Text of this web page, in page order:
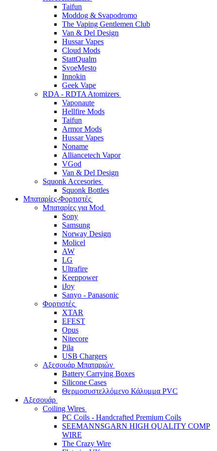
Taifun
Moddog & Svapodromo
The Vaping Gentlemen Club
Van & Del Design
Hussar Vapes
Cloud Mods
StattQualm
SvoeMesto
Innokin
Geek Vape
RDA - RDTA Atomizers
Vaponaute
Hellfire Mods
Taifun
Armor Mods
Hussar Vapes
Noname
Alliancetech Vapor
VGod
Van & Del Design
Squonk Accesories
Squonk Bottles
Μπαταρίες-Φορτιστές
Μπαταρίες για Mod
Sony
Samsung
Norway Design
Molicel
AW
LG
Ultrafire
Keeppower
iJoy
Sanyo - Panasonic
Φορτιστές
XTAR
EFEST
Opus
Nitecore
Pila
USB Chargers
Αξεσουάρ Μπαταριών
Battery Carrying Boxes
Silicone Cases
Θερμοσυστελλόμενο Κάλυμμα PVC
Αξεσουάρ
Coiling Wires
PC Coils - Handcrafted Premium Coils
SEEMANNSGARN HIGH QUALITY COMP
WIRE
The Crazy Wire